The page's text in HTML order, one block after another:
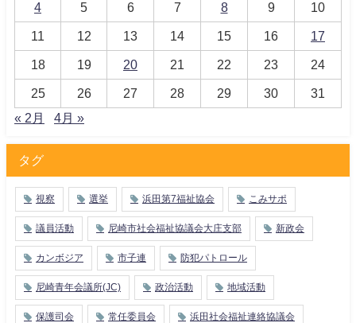
4 5 6 7 8 9 10
11 12 13 14 15 16 17
18 19 20 21 22 23 24
25 26 27 28 29 30
31
« 2月
4月 »
タグ
視察 選挙 浜田第7福祉協会 こみサポ
議員活動 尼崎市社会福祉協議会大庄支部 新政会
カンボジア 市子連 防犯パトロール
尼崎青年会議所(JC) 政治活動 地域活動
保護司会 常任委員会 浜田社会福祉連絡協議会